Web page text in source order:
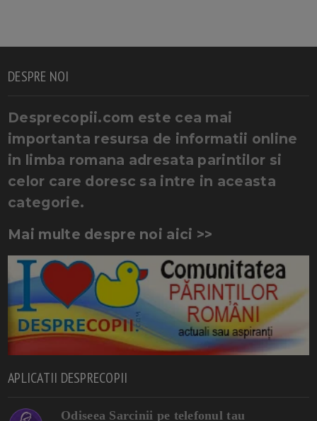
DESPRE NOI
Desprecopii.com este cea mai
importanta resursa de informatii online
in limba romana adresata parintilor si
celor care doresc sa intre in aceasta
categorie.
Mai multe despre noi aici >>
APLICATII DESPRECOPII
Odiseea Sarcinii pe telefonul tau